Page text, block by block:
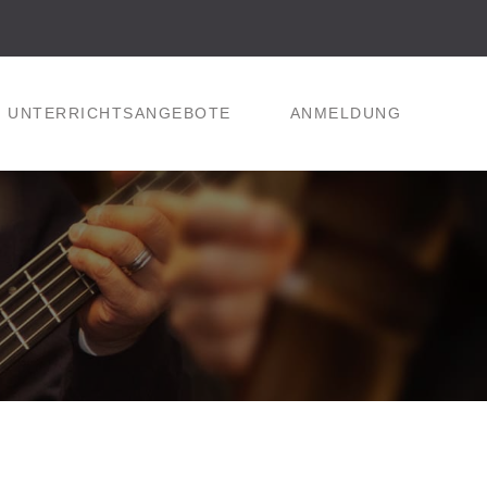
UNTERRICHTSANGEBOTE ANMELDUNG